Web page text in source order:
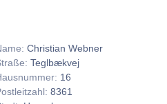
Christian Webner
Teglbækvej
16
8361